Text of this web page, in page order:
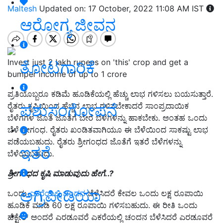
ಆರೋಗ್ಯ ಜೀವನ
ತೋಟಗಾರಿಕೆ
ಪಶುಸಂಗೋಪನೆ
ಇತರೆ
ಅಗ್ರಿಪೀಡಿಯಾ
Maltesh Updated on: 17 October, 2022 11:08 AM IST
Invest just 2 lakh rupees on 'this' crop and get a
bumper income of up to 1 crore
ಪ್ರತಿಯೊಬ್ಬರೂ ಕಡಿಮೆ ಹೂಡಿಕೆಯಲ್ಲಿ ಹೆಚ್ಚು ಲಾಭ ಗಳಿಸಲು ಬಯಸುತ್ತಾರೆ.
ರೈತರು ಕೃಷಿಯಿಂದ ಹೆಚ್ಚಿನ ಲಾಭ ಗಳಿಸಬೇಕಾದರೆ ಸಾಂಪ್ರದಾಯಿಕ
ಬೆಳೆಗಗಳ ಜೊತೆ ಜೊತೆಗೆ ಬೇರೆ ಬೆಳೆಗಳನ್ನು ಹಾಕಬೇಕು. ಅಂತಹ ಒಂದು
ಬೆಳೆ ಶ್ರೀಗಂಧ. ರೈತರು ಖಂಡಿತವಾಗಿಯೂ ಈ ಬೆಳೆಯಿಂದ ಸಾಕಷ್ಟು ಲಾಭ
ಪಡೆಯಬಹುದು. ರೈತರು ಶ್ರೀಗಂಧದ ಜೊತೆಗೆ ಇತರೆ ಬೆಳೆಗಳನ್ನು
ಬೆಳೆಯಬಹುದು.
ಶ್ರೀಗಂಧದ ಕೃಷಿ ಮಾಡುವುದು ಹೇಗೆ..?
ಒಂದುಎಕರೆಯಲ್ಲಿ ಚಂದನಬೆಳೆಸಿದರೆ ಕೇವಲ ಒಂದು ಲಕ್ಷ ರೂಪಾಯಿ
ಹೂಡಿಕೆ ಮಾಡಿ 60 ಲಕ್ಷ ರೂಪಾಯಿ ಗಳಿಸಬಹುದು. ಈ ರೀತಿ ಒಂದು
ಹೆಕ್ಟೇರ್ ಅಂದರೆ ಎರಡೂವರೆ ಎಕರೆಯಲ್ಲಿ ಚಂದನ ಬೆಳೆಸಿದರೆ ಎರಡೂವರೆ